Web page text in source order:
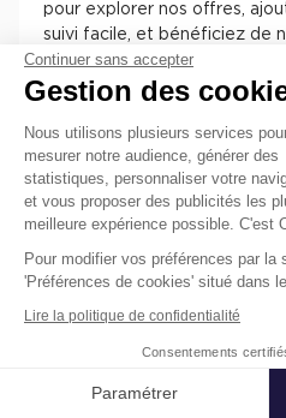
Affiner ma recherche
pour explorer nos offres,
suivi facile, et bénéficiez de
Chez Cushman & Wakefield,
vous assister dans la
Trouvez facilement
locaux à louer ou à
pour installer
Les différentes offres de
trouverez des
Continuer sans accepter
Gestion des
Nous utilisons plusieurs services
mesurer notre audience, générer des
statistiques, personnaliser votre
et vous proposer des publicités les
meilleure expérience possible. C'est
Pour modifier vos préférences par la
'Préférences de cookies' situé dans
Lire la politique de confidentialité
Consentements
Paramétrer